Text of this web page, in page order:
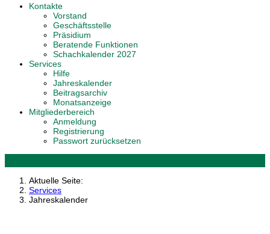
Kontakte
Vorstand
Geschäftsstelle
Präsidium
Beratende Funktionen
Schachkalender 2027
Services
Hilfe
Jahreskalender
Beitragsarchiv
Monatsanzeige
Mitgliederbereich
Anmeldung
Registrierung
Passwort zurücksetzen
Aktuelle Seite:
Services
Jahreskalender